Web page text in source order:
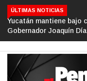
ÚLTIMAS NOTICIAS
bajo control el gusano
Díaz Mena.